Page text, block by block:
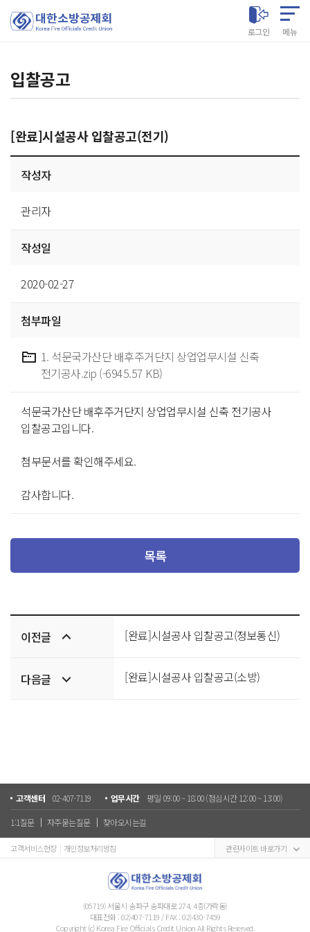
대한소방공제회
로그인 메뉴
입찰공고
[완료]시설공사 입찰공고(전기)
상세
작성자
관리자
작성일
2020-02-27
첨부파일
1. 석문국가산단 배후주거단지 상업업무시설 신축
전기공사.zip (-6945.57 KB)
석문국가산단 배후주거단지 상업업무시설 신축 전기공사
입찰공고입니다.
첨부문서를 확인해주세요.
감사합니다.
목록
다음글
이전글 [완료]시설공사 입찰공고(정보통신)
다음글 [완료]시설공사 입찰공고(소방)
고객센터 02-407-7119 업무시간 평일 09:00 ~ 18:00 (점심시간 12:00 ~ 13:00)
1:1질문 자주묻는질문 찾아오시는길
고객서비스헌장 개인정보처리방침 관련사이트 바로가기
(05719) 서울시 송파구 송파대로 274, 4층(가락동)
대표전화 :02)407-7119 / FAX : 02)430-7459
Copyright (c) Korea Fire Officials Credit Union All Rights Reserved.